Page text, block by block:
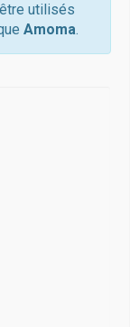
utilisés
Amoma.